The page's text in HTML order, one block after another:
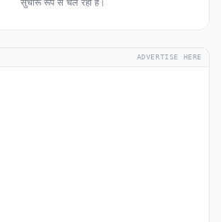
सुचारू रूप से चल रहा है।
ADVERTISE HERE